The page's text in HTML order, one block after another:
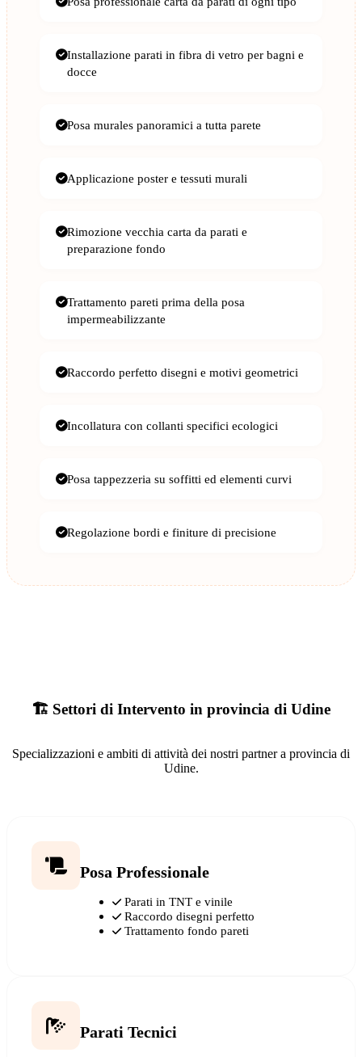
Installazione parati in fibra di vetro per bagni e
docce
Posa murales panoramici a tutta parete
Applicazione poster e tessuti murali
Rimozione vecchia carta da parati e
preparazione fondo
Trattamento pareti prima della posa
impermeabilizzante
Raccordo perfetto disegni e motivi geometrici
Incollatura con collanti specifici ecologici
Posa tappezzeria su soffitti ed elementi curvi
Regolazione bordi e finiture di precisione
🏗️ Settori di Intervento in provincia di Udine
Specializzazioni e ambiti di attività dei nostri partner a provincia di
Udine.
Posa Professionale
Parati in TNT e vinile
Raccordo disegni perfetto
Trattamento fondo pareti
Parati Tecnici